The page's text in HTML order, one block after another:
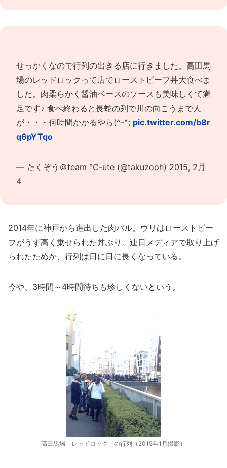
せっかくなので行列の出きる店に行きました。高田馬
場のレッドロックって店でローストビーフ丼大食べま
した。肉柔らかく醤油ベースのソースも美味しくて満
足です♪ 食べ終わると長蛇の列で川の向こうまで人
が・・・何時間かかるやら(^-^; pic.twitter.com/b8r
q6pYTqo
— たくぞう＠team ℃-ute (@takuzooh) 2015, 2月
4
2014年に神戸から進出した肉バル。ウリはローストビー
フがうず高く乗せられた丼ぶり。連日メディアで取り上げ
られたためか、行列は日に日に長くなっている。
今や、3時間～4時間待ちも珍しくないという。
高田馬場「レッドロック」の行列（2015年1月撮影）